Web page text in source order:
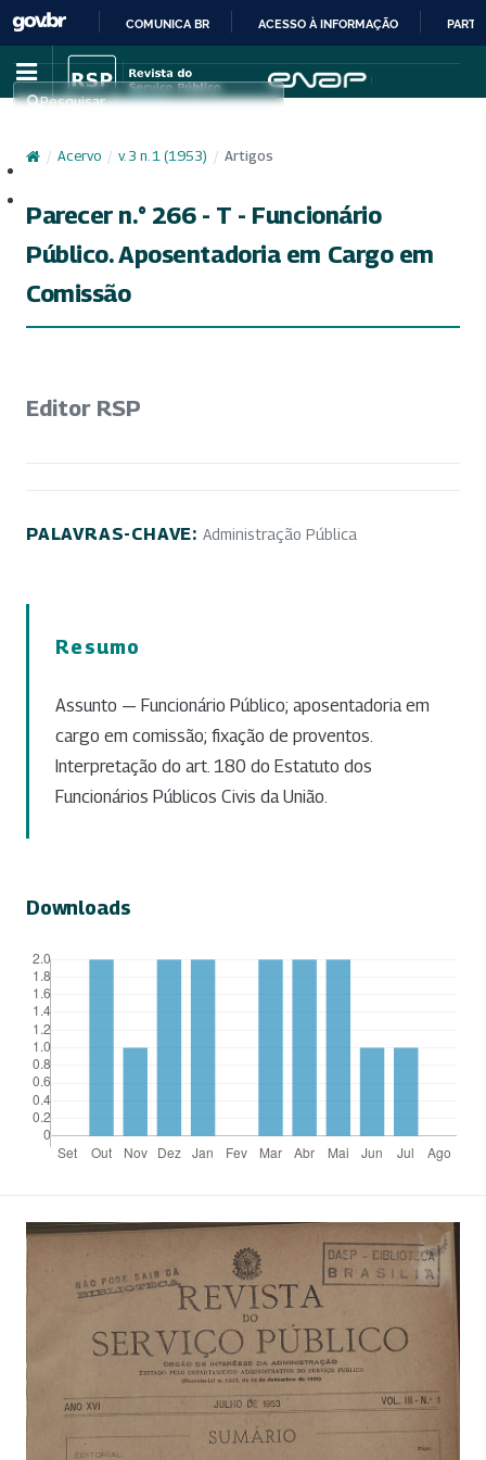
IR
PARA
CONTEÚDO
COMUNICA BR ACESSO À INFORMAÇÃO
Pesquisar
/ Acervo / v. 3 n. 1 (1953) / Artigos
Parecer n.° 266 - T - Funcionário
Público. Aposentadoria em Cargo em
Comissão
Editor RSP
PALAVRAS-CHAVE: Administração Pública
Resumo
Assunto — Funcionário Público; aposentadoria em
cargo em comissão; fixação de proventos.
Interpretação do art. 180 do Estatuto dos
Funcionários Públicos Civis da União.
Downloads